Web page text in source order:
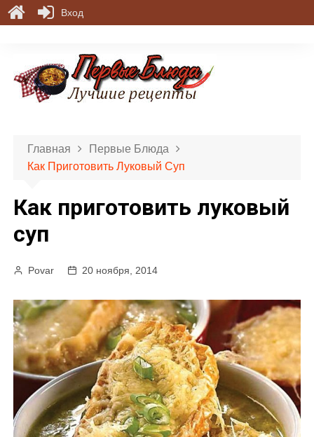
Главная
Первые Блюда
Как Приготовить Луковый Суп
Как приготовить луковый
суп
Povar 20 ноября, 2014
Вход